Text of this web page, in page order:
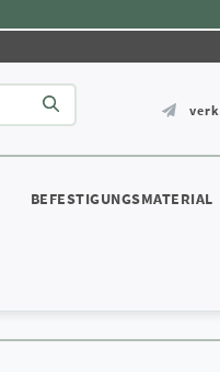
BEFESTIGUNGSMATERIAL